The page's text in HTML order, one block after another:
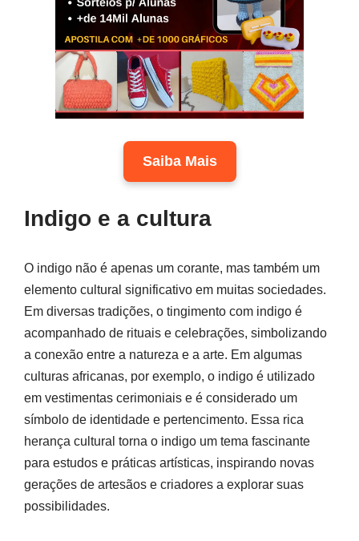
Saiba Mais
Indigo e a cultura
O indigo não é apenas um corante, mas também um
elemento cultural significativo em muitas sociedades.
Em diversas tradições, o tingimento com indigo é
acompanhado de rituais e celebrações, simbolizando
a conexão entre a natureza e a arte. Em algumas
culturas africanas, por exemplo, o indigo é utilizado
em vestimentas cerimoniais e é considerado um
símbolo de identidade e pertencimento. Essa rica
herança cultural torna o indigo um tema fascinante
para estudos e práticas artísticas, inspirando novas
gerações de artesãos e criadores a explorar suas
possibilidades.